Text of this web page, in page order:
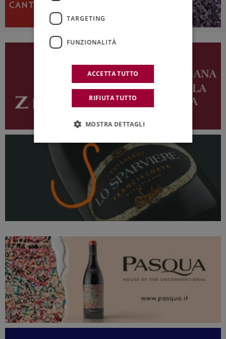
TARGETING
FUNZIONALITÀ
ACCETTA TUTTO
RIFIUTA TUTTO
MOSTRA DETTAGLI